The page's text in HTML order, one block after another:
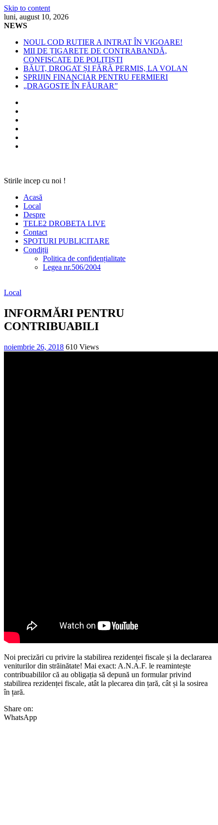
Skip to content
luni, august 10, 2026
NEWS
NOUL COD RUTIER A INTRAT ÎN VIGOARE!
MII DE ȚIGARETE DE CONTRABANDĂ,
CONFISCATE DE POLIȚIȘTI
BĂUT, DROGAT ȘI FĂRĂ PERMIS, LA VOLAN
SPRIJIN FINANCIAR PENTRU FERMIERI
„DRAGOSTE ÎN FĂURAR”
Stirile incep cu noi !
Acasă
Local
Despre
TELE2 DROBETA LIVE
Contact
SPOTURI PUBLICITARE
Condiții
Politica de confidențialitate
Legea nr.506/2004
Local
INFORMĂRI PENTRU
CONTRIBUABILI
noiembrie 26, 2018 610 Views
Noi precizări cu privire la stabilirea rezidenței fiscale și la declararea
veniturilor din străinătate! Mai exact: A.N.A.F. le reamintește
contribuabililor că au obligația să depună un formular privind
stabilirea rezidenței fiscale, atât la plecarea din țară, cât și la sosirea
în țară.
Share on:
WhatsApp